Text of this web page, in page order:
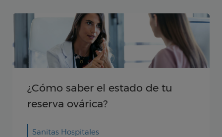
Factores que afectan a la
fertilidad de la mujer
Validado por: Reproducción Asistida